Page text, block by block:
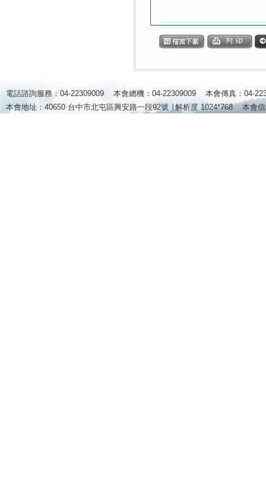
電話諮詢服務：04-22309009 本會總機：04-22309009 本會傳真：04-
本會地址：40650 台中市北屯區興安路一段92號 ∣解析度 1024*768本會信